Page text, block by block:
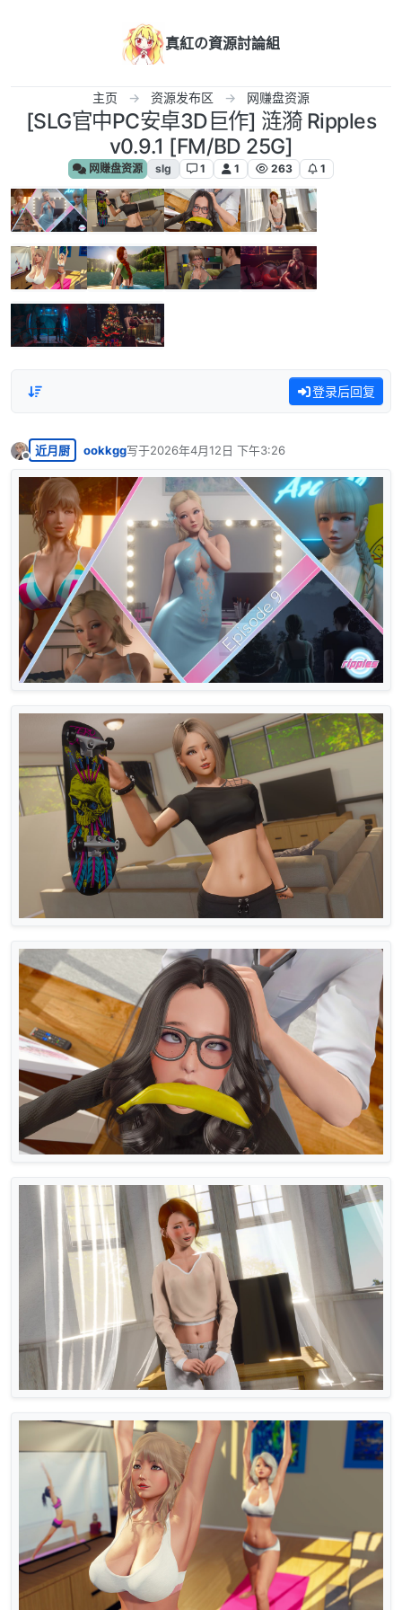
真紅の資源討論組
主页 资源发布区 网赚盘资源
[SLG官中PC安卓3D巨作] 涟漪 Ripples
v0.9.1 [FM/BD 25G]
网赚盘资源 slg 1 1 263 1
登录后回复
离线
近月厨 ookkgg写于2026年4月12日 下午3:26
最后由 编辑